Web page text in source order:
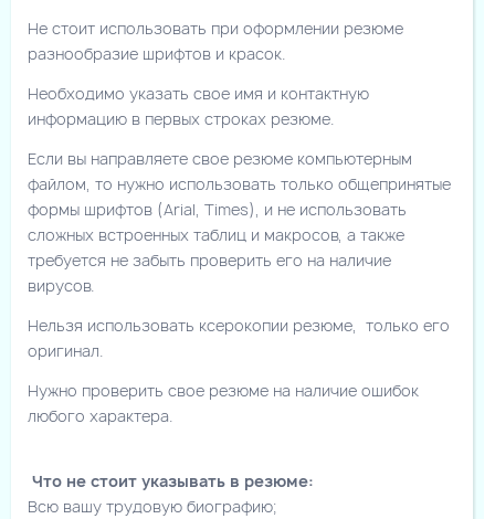
Не стоит использовать при оформлении резюме
разнообразие шрифтов и красок.
Необходимо указать свое имя и контактную
информацию в первых строках резюме.
Если вы направляете свое резюме компьютерным
файлом, то нужно использовать только общепринятые
формы шрифтов (Arial, Times), и не использовать
сложных встроенных таблиц и макросов, а также
требуется не забыть проверить его на наличие
вирусов.
Нельзя использовать ксерокопии резюме, только его
оригинал.
Нужно проверить свое резюме на наличие ошибок
любого характера.
Что не стоит указывать в резюме:
Всю вашу трудовую биографию;